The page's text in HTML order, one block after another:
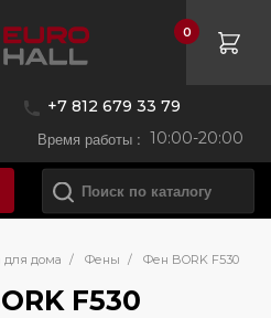
+7 812 679 33 79
Время работы : 10:00-20:00
0
для дома / Фены / Фен BORK F530
F530